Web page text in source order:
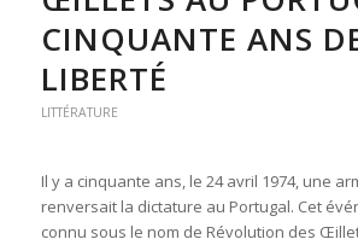
CINQUANTE ANS
LIBERTÉ
LITTÉRATURE
Il y a cinquante ans, le 24 avril 1974, une
renversait la dictature au Portugal. Cet
connu sous le nom de Révolution des